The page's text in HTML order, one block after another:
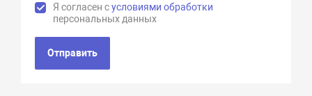
Я согласен сусловиями обработки
персональных данных
Отправить